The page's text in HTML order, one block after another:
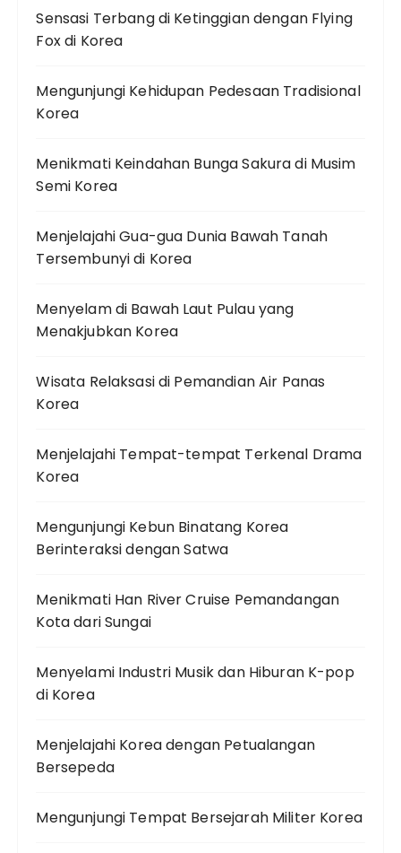
Sensasi Terbang di Ketinggian dengan Flying
Fox di Korea
Mengunjungi Kehidupan Pedesaan Tradisional
Korea
Menikmati Keindahan Bunga Sakura di Musim
Semi Korea
Menjelajahi Gua-gua Dunia Bawah Tanah
Tersembunyi di Korea
Menyelam di Bawah Laut Pulau yang
Menakjubkan Korea
Wisata Relaksasi di Pemandian Air Panas
Korea
Menjelajahi Tempat-tempat Terkenal Drama
Korea
Mengunjungi Kebun Binatang Korea
Berinteraksi dengan Satwa
Menikmati Han River Cruise Pemandangan
Kota dari Sungai
Menyelami Industri Musik dan Hiburan K-pop
di Korea
Menjelajahi Korea dengan Petualangan
Bersepeda
Mengunjungi Tempat Bersejarah Militer Korea